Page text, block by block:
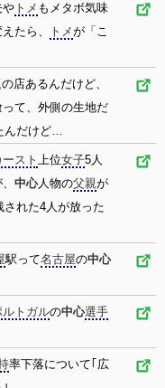
や トメ もメタボ気味
たら、 トメが「こ
店あるんだけど、
て、外側の生地だ
んだけど…
ースト 上位女子5人
中心人物の父親が
れた4人が放った
駅って名古屋の中心
ルトガルの中心選手
率下落について｢広